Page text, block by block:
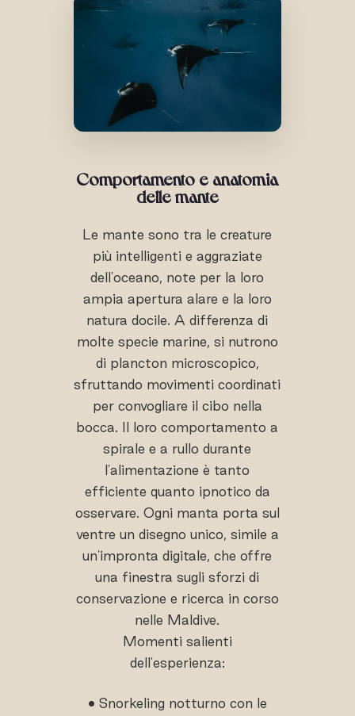
Comportamento e anatomia
delle mante
Le mante sono tra le creature
più intelligenti e aggraziate
dell'oceano, note per la loro
ampia apertura alare e la loro
natura docile. A differenza di
molte specie marine, si nutrono
di plancton microscopico,
sfruttando movimenti coordinati
per convogliare il cibo nella
bocca. Il loro comportamento a
spirale e a rullo durante
l'alimentazione è tanto
efficiente quanto ipnotico da
osservare. Ogni manta porta sul
ventre un disegno unico, simile a
un'impronta digitale, che offre
una finestra sugli sforzi di
conservazione e ricerca in corso
nelle Maldive.
Momenti salienti
dell'esperienza:
• Snorkeling notturno con le